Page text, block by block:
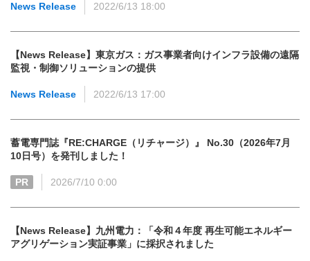
News Release 2022/6/13 18:00
【News Release】東京ガス：ガス事業者向けインフラ設備の遠隔
監視・制御ソリューションの提供
News Release 2022/6/13 17:00
蓄電専門誌『RE:CHARGE（リチャージ）』 No.30（2026年7月
10日号）を発刊しました！
PR 2026/7/10 0:00
【News Release】九州電力：「令和４年度 再生可能エネルギー
アグリゲーション実証事業」に採択されました